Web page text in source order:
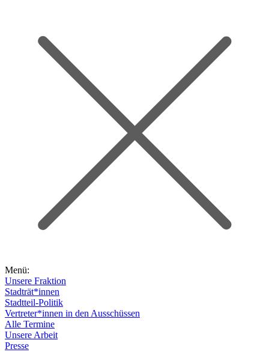
Menü:
Unsere Fraktion
Stadträt*innen
Stadtteil-Politik
Vertreter*innen in den Ausschüssen
Alle Termine
Unsere Arbeit
Presse